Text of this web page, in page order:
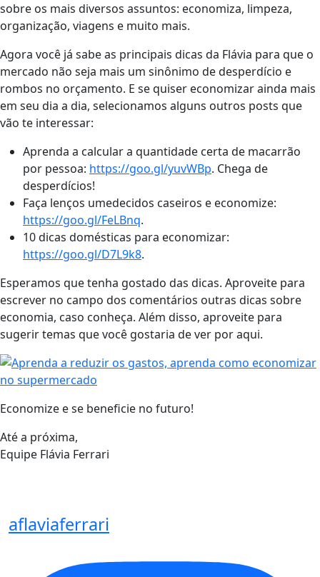
sobre os mais diversos assuntos: economiza, limpeza,
organização, viagens e muito mais.
Agora você já sabe as principais dicas da Flávia para que o
mercado não seja mais um sinônimo de desperdício e
rombos no orçamento. E se quiser economizar ainda mais
em seu dia a dia, selecionamos alguns outros posts que
vão te interessar:
Aprenda a calcular a quantidade certa de macarrão
por pessoa: https://goo.gl/yuvWBp. Chega de
desperdícios!
Faça lenços umedecidos caseiros e economize:
https://goo.gl/FeLBnq.
10 dicas domésticas para economizar:
https://goo.gl/D7L9k8.
Esperamos que tenha gostado das dicas. Aproveite para
escrever no campo dos comentários outras dicas sobre
economia, caso conheça. Além disso, aproveite para
sugerir temas que você gostaria de ver por aqui.
Economize e se beneficie no futuro!
Até a próxima,
Equipe Flávia Ferrari
aflaviaferrari